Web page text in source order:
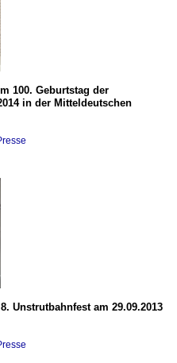
100. Geburtstag der
in der Mitteldeutschen
Unstrutbahnfest am 29.09.2013